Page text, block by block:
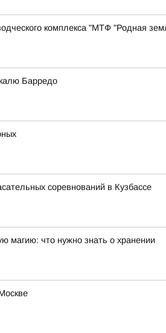
комплекса "МТФ "Родная
Барредо
соревнований в Кузбассе
магию: что нужно знать о хранении